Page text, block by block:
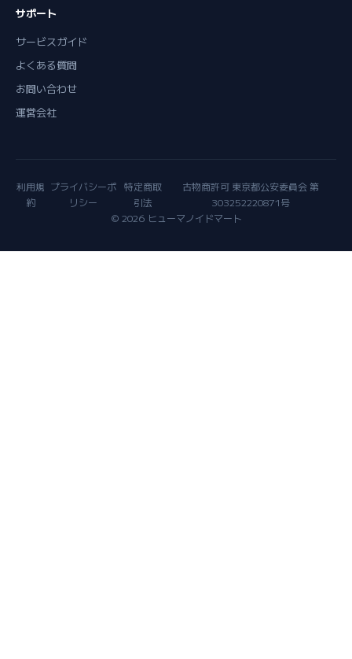
サポート
サービスガイド
よくある質問
お問い合わせ
運営会社
利用規
約
プライバシーポ
リシー
特定商取
引法
古物商許可 東京都公安委員会 第
303252220871号
© 2026 ヒューマノイドマート